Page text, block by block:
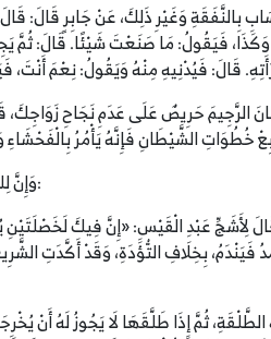
بِالنَّفَقَةِ وَغَيْرِ ذَلِكَ، عَنْ جَابِرٍ قَالَ:
فَيَقُولُ: مَا صَنَعْتَ شَيْئًا. قَالَ: ثُمَّ
الرَّجِيمَ حَرِيصٌ عَلَى عَدَمِ نَجَاحِ زَوَاجِكَ،
وَإِنَّ لِلطَّلَاقِ أَسْبَابًا، مِنْهَا:
لِأَشَجِّ عَبْدِ الْقَيْسِ: «إِنَّ فِيكَ لَخَصْلَتَيْنِ
فَيَنْدَمُ، بِخِلَافِ التُّؤَدَةِ، وَقَدْ أَكَّدَتِ
ثُمَّ إِذَا طَلَّقَهَا لَا يَجُوزُ لَهُ أَنْ